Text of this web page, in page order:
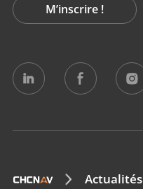
M’inscrire !
Actualités